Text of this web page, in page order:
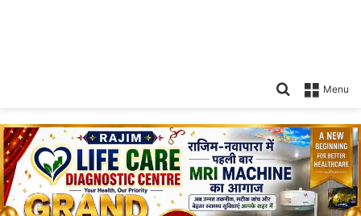
Menu
Search